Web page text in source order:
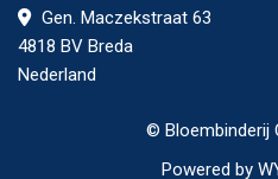
Gen. Maczekstraat 63
4818 BV Breda
Nederland
© Bloembinderij
Powered by